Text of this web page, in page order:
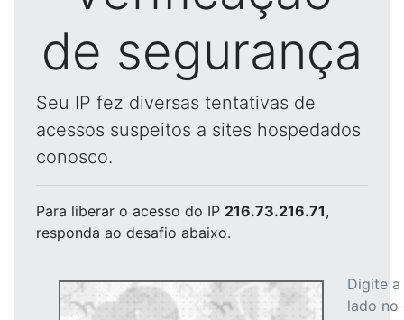
de segurança
Seu IP fez diversas tentativas de
acessos suspeitos a sites hospedados
conosco.
Para liberar o acesso do IP 216.73.216.71,
responda ao desafio abaixo.
Digite
lado no